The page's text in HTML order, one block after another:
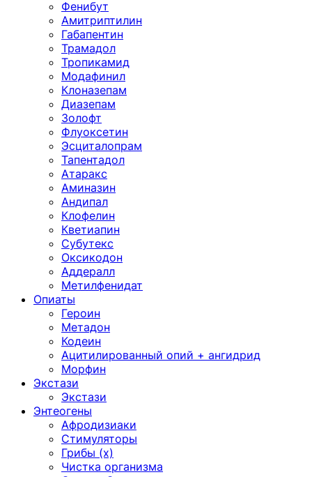
Фенибут
Амитриптилин
Габапентин
Трамадол
Тропикамид
Модафинил
Клоназепам
Диазепам
Золофт
Флуоксетин
Эсциталопрам
Тапентадол
Атаракс
Аминазин
Андипал
Клофелин
Кветиапин
Субутекс
Оксикодон
Аддералл
Метилфенидат
Опиаты
Героин
Метадон
Кодеин
Ацитилированный опий + ангидрид
Морфин
Экстази
Экстази
Энтеогены
Афродизиаки
Стимуляторы
Грибы (х)
Чистка организма